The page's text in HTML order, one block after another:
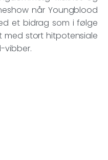
når Youngblood
et bidrag som i følge
stort hitpotensiale
vibber.